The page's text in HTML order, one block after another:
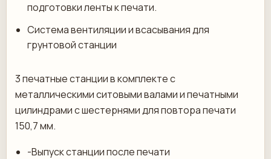
подготовки ленты к печати.
Система вентиляции и всасывания для
грунтовой станции
3 печатные станции в комплекте с
металлическими ситовыми валами и печатными
цилиндрами с шестернями для повтора печати
150,7 мм.
-Выпуск станции после печати